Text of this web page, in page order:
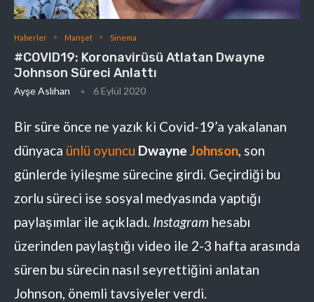
Haberler Manşet Sinema
#COVID19: Koronavirüsü Atlatan Dwayne
Johnson Süreci Anlattı
Ayşe Aslıhan 6 Eylül 2020
Bir süre önce ne yazık ki Covid-19’a yakalanan
dünyaca ünlü oyuncu Dwayne Johnson, son
günlerde iyileşme sürecine girdi. Geçirdiği bu
zorlu süreci ise sosyal medyasında yaptığı
paylaşımlar ile açıkladı. Instagram hesabı
üzerinden paylaştığı video ile 2-3 hafta arasında
süren bu sürecin nasıl seyrettiğini anlatan
Johnson, önemli tavsiyeler verdi.